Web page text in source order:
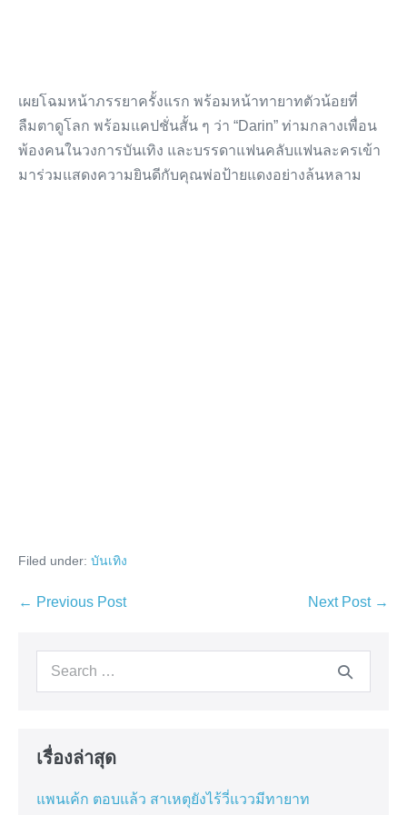
เผยโฉมหน้าภรรยาครั้งแรก พร้อมหน้าทายาทตัวน้อยที่
ลืมตาดูโลก พร้อมแคปชั่นสั้น ๆ ว่า “Darin” ท่ามกลางเพื่อน
พ้องคนในวงการบันเทิง และบรรดาแฟนคลับแฟนละครเข้า
มาร่วมแสดงความยินดีกับคุณพ่อป้ายแดงอย่างล้นหลาม
Filed under: บันเทิง
Post
← Previous Post Next Post →
Search
เรื่องล่าสุด
แพนเค้ก ตอบแล้ว สาเหตุยังไร้วี่แววมีทายาท